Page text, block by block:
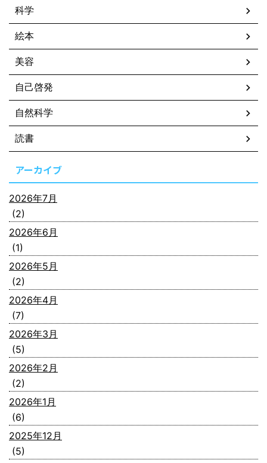
科学
絵本
美容
自己啓発
自然科学
読書
アーカイブ
2026年7月
(2)
2026年6月
(1)
2026年5月
(2)
2026年4月
(7)
2026年3月
(5)
2026年2月
(2)
2026年1月
(6)
2025年12月
(5)